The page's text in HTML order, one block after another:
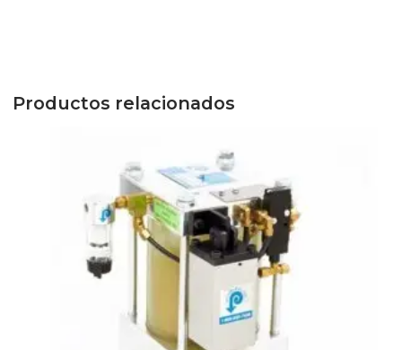
Productos relacionados